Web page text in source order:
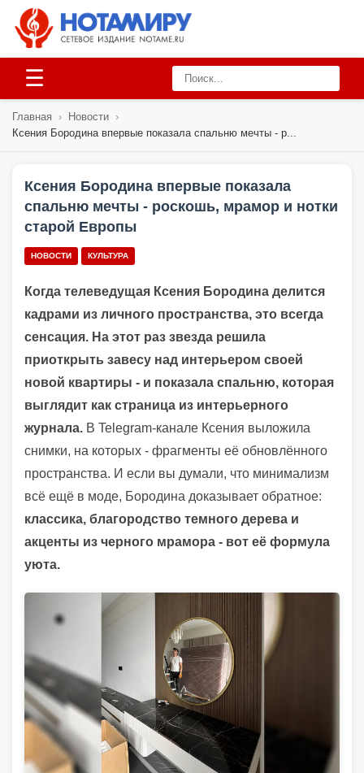
☰
Главная › Новости ›
Ксения Бородина впервые показала спальню мечты - р...
Ксения Бородина впервые показала
спальню мечты - роскошь, мрамор и нотки
старой Европы
НОВОСТИ КУЛЬТУРА
Когда телеведущая Ксения Бородина делится
кадрами из личного пространства, это всегда
сенсация. На этот раз звезда решила
приоткрыть завесу над интерьером своей
новой квартиры - и показала спальню, которая
выглядит как страница из интерьерного
журнала. В Telegram-канале Ксения выложила
снимки, на которых - фрагменты её обновлённого
пространства. И если вы думали, что минимализм
всё ещё в моде, Бородина доказывает обратное:
классика, благородство темного дерева и
акценты из черного мрамора - вот её формула
уюта.